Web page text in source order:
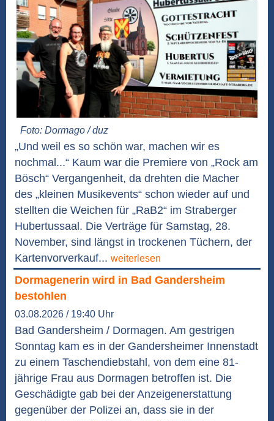
Foto: Dormago / duz
„Und weil es so schön war, machen wir es
nochmal...“ Kaum war die Premiere von „Rock am
Bösch“ Vergangenheit, da drehten die Macher
des „kleinen Musikevents“ schon wieder auf und
stellten die Weichen für „RaB2“ im Straberger
Hubertussaal. Die Verträge für Samstag, 28.
November, sind längst in trockenen Tüchern, der
Kartenvorverkauf... weiterlesen
Dormagenerin wird in Bad Gandersheim
bestohlen
03.08.2026 / 19:40 Uhr
Bad Gandersheim / Dormagen. Am gestrigen
Sonntag kam es in der Gandersheimer Innenstadt
zu einem Taschendiebstahl, von dem eine 81-
jährige Frau aus Dormagen betroffen ist. Die
Geschädigte gab bei der Anzeigenerstattung
gegenüber der Polizei an, dass sie in der